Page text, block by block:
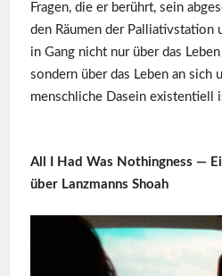
Fragen, die er berührt, sein
den Räumen der Palliativstation
in Gang nicht nur über das
sondern über das Leben an sich
menschliche Dasein existentiell
All I Had Was Nothingness —
über Lanzmanns Shoah